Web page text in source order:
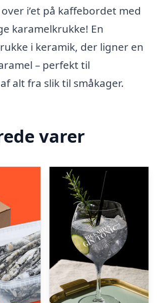
i’et på kaffebordet med
karamelkrukke! En
i keramik, der ligner en
– perfekt til
alt fra slik til småkager.
varer